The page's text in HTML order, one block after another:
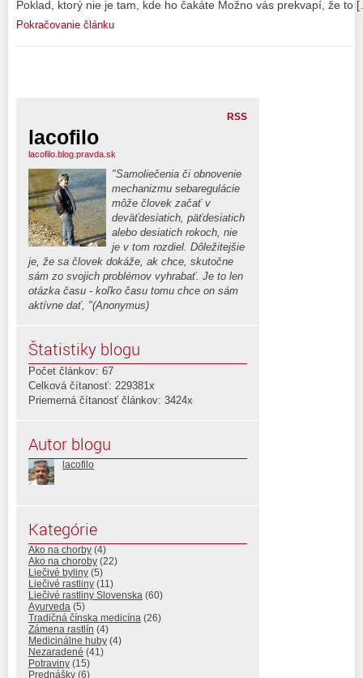
Poklad, ktorý nie je tam, kde ho čakáte Možno vás prekvapí, že to
Pokračovanie článku
RSS
lacofilo
lacofilo.blog.pravda.sk
"Samoliečenia či obnovenie
mechanizmu sebaregulácie
môže človek začať v
deväťdesiatich, päťdesiatich
alebo desiatich rokoch, nie
je v tom rozdiel. Dôležitejšie
je, že sa človek dokáže, ak chce, skutočne
sám zo svojich problémov vyhrabať. Je to len
otázka času - koľko času tomu chce on sám
aktívne dať, "(Anonymus)
Štatistiky blogu
Počet článkov: 67
Celková čítanosť: 229381x
Priemerná čítanosť článkov: 3424x
Autor blogu
lacofilo
Kategórie
Ako na chorby (4)
Ako na choroby (22)
Liečivé byliny (5)
Liečivé rastliny (11)
Liečivé rastliny Slovenska (60)
Ayurveda (5)
Tradičná čínska medicína (26)
Zámena rastlín (4)
Medicinálne huby (4)
Nezaradené (41)
Potraviny (15)
Prednášky (6)